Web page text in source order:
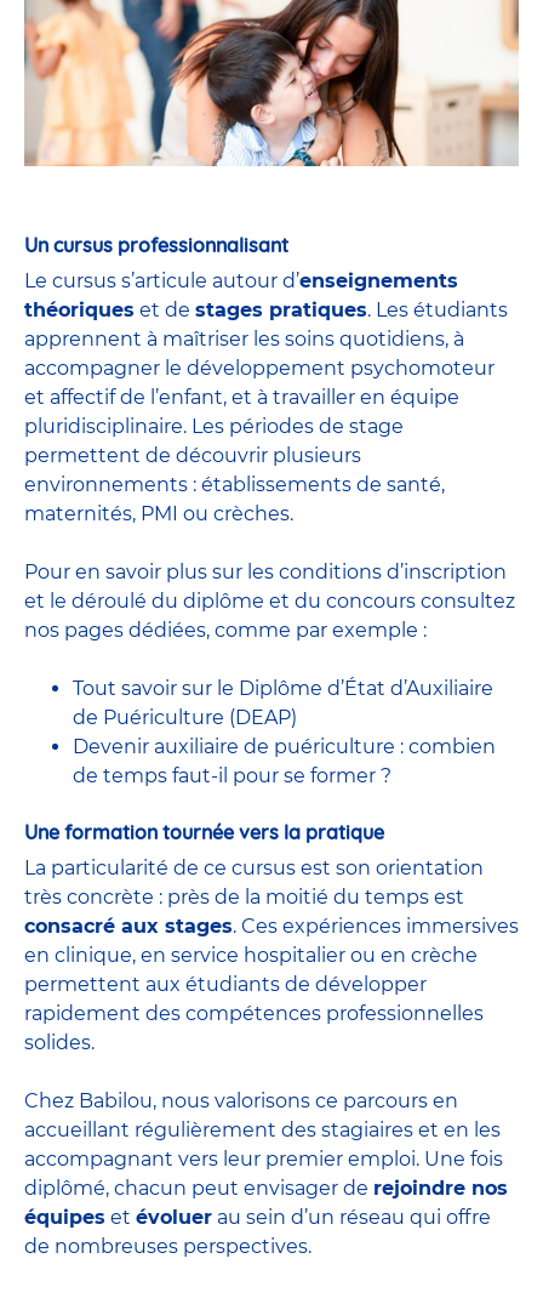
Un cursus professionnalisant
Le cursus s’articule autour d’enseignements
théoriques et de stages pratiques. Les étudiants
apprennent à maîtriser les soins quotidiens, à
accompagner le développement psychomoteur
et affectif de l’enfant, et à travailler en équipe
pluridisciplinaire. Les périodes de stage
permettent de découvrir plusieurs
environnements : établissements de santé,
maternités, PMI ou crèches.
Pour en savoir plus sur les conditions d’inscription
et le déroulé du diplôme et du concours consultez
nos pages dédiées, comme par exemple :
Tout savoir sur le Diplôme d’État d’Auxiliaire
de Puériculture (DEAP)
Devenir auxiliaire de puériculture : combien
de temps faut-il pour se former ?
Une formation tournée vers la pratique
La particularité de ce cursus est son orientation
très concrète : près de la moitié du temps est
consacré aux stages. Ces expériences immersives
en clinique, en service hospitalier ou en crèche
permettent aux étudiants de développer
rapidement des compétences professionnelles
solides.
Chez Babilou, nous valorisons ce parcours en
accueillant régulièrement des stagiaires et en les
accompagnant vers leur premier emploi. Une fois
diplômé, chacun peut envisager de rejoindre nos
équipes et évoluer au sein d’un réseau qui offre
de nombreuses perspectives.